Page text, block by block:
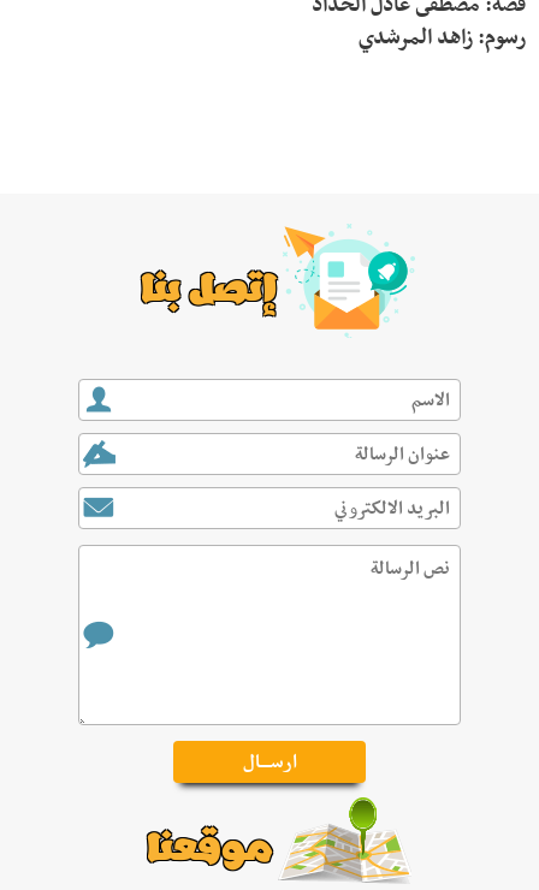
رسوم: زاهد المرشدي
إتصل بنا
موقعنا